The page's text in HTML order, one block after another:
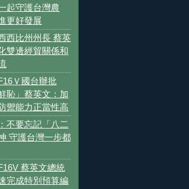
起守護台灣農
更好發展
西比州州長 蔡英
雙邊經貿關係和
Ｖ國台辦批
恥」蔡英文：加
禦能力正當性高
不要忘記「八二
守護台灣一步都
蔡英文總統
完成特別預算編